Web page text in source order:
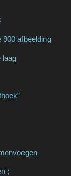
900 afbeelding
laag
;